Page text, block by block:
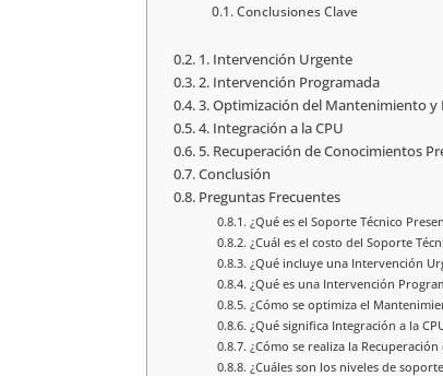
Conclusiones Clave
1. Intervención Urgente
2. Intervención Programada
3. Optimización del Mantenimiento y
4. Integración a la CPU
5. Recuperación de Conocimientos
Conclusión
Preguntas Frecuentes
¿Qué es el Soporte Técnico
¿Cuál es el costo del Soporte
¿Qué incluye una Intervención
¿Qué es una Intervención
¿Cómo se optimiza el
¿Qué significa Integración a la
¿Cómo se realiza la
¿Cuáles son los niveles de